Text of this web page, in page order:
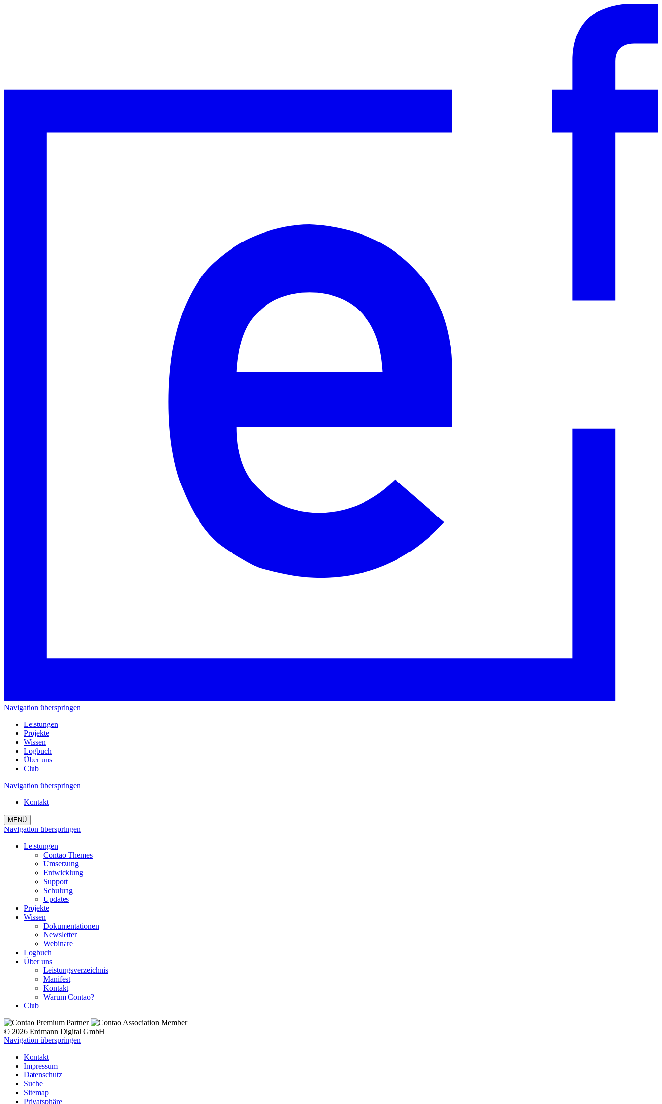
Navigation überspringen
Leistungen
Projekte
Wissen
Logbuch
Über uns
Club
Navigation überspringen
Kontakt
MENÜ
Navigation überspringen
Leistungen
Contao Themes
Umsetzung
Entwicklung
Support
Schulung
Updates
Projekte
Wissen
Dokumentationen
Newsletter
Webinare
Logbuch
Über uns
Leistungsverzeichnis
Manifest
Kontakt
Warum Contao?
Club
© 2026 Erdmann Digital GmbH
Navigation überspringen
Kontakt
Impressum
Datenschutz
Suche
Sitemap
Privatsphäre